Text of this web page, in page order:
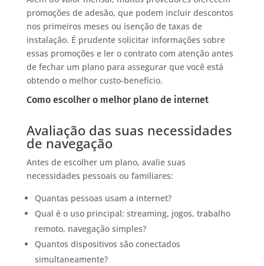
promoções de adesão, que podem incluir descontos
nos primeiros meses ou isenção de taxas de
instalação. É prudente solicitar informações sobre
essas promoções e ler o contrato com atenção antes
de fechar um plano para assegurar que você está
obtendo o melhor custo-benefício.
Como escolher o melhor plano de internet
Avaliação das suas necessidades
de navegação
Antes de escolher um plano, avalie suas
necessidades pessoais ou familiares:
Quantas pessoas usam a internet?
Qual é o uso principal: streaming, jogos, trabalho
remoto, navegação simples?
Quantos dispositivos são conectados
simultaneamente?